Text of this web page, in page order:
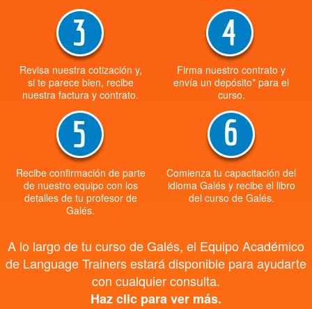
Revisa nuestra cotización y,
si te parece bien, recibe
nuestra factura y contrato.
Firma nuestro contrato y
envía un depósito* para el
curso.
Recibe confirmación de parte
de nuestro equipo con los
detalles de tu profesor de
Galés.
Comienza tu capacitación del
idioma Galés y recibe el libro
del curso de Galés.
A lo largo de tu curso de Galés, el Equipo Académico
de Language Trainers estará disponible para ayudarte
con cualquier consulta.
Haz clic para ver más.